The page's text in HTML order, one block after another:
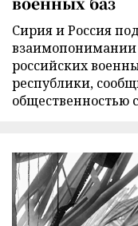
Сирия и Россия
взаимопонимании
российских
республики,
общественностью